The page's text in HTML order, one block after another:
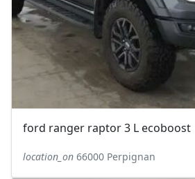
ford ranger raptor 3 L ecoboost
location_on 66000 Perpignan